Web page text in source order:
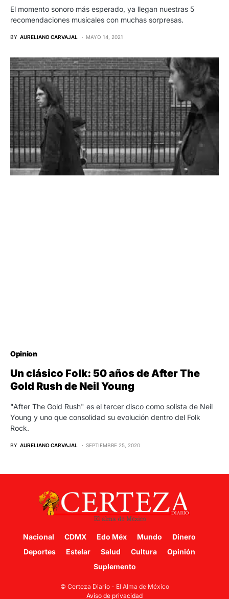
El momento sonoro más esperado, ya llegan nuestras 5
recomendaciones musicales con muchas sorpresas.
BY AURELIANO CARVAJAL MAYO 14, 2021
Opinion
Un clásico Folk: 50 años de After The
Gold Rush de Neil Young
"After The Gold Rush" es el tercer disco como solista de Neil
Young y uno que consolidad su evolución dentro del Folk
Rock.
BY AURELIANO CARVAJAL SEPTIEMBRE 25, 2020
Nacional CDMX Edo Méx Mundo
Dinero
Deportes
Estelar Salud Cultura
Opinión
Suplemento
© Certeza Diario - El Alma de México
Aviso de privacidad